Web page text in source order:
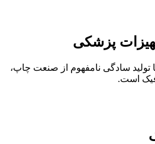
پزشکی
تولید سادگی نامفهوم از صنعت چاپ،
است.